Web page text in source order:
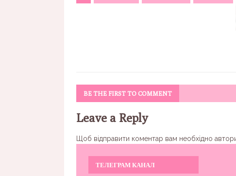
BE THE FIRST TO COMMENT
Leave a Reply
Щоб відправити коментар вам необхідно
ТЕЛЕГРАМ КАНАЛ